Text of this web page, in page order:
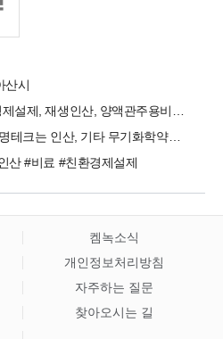
산시
(주)세명테크는 인산, 기타 무기화학약품 및 친환경 제설제를 생산하는 친환경 전문 기업입니다.
산 #비료 #친환경제설제
켐녹소식
개인정보처리방침
자주하는 질문
찾아오시는 길